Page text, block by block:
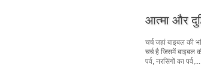
आत्मा और
चर्च जहां बाइबल की
चर्च है जिसमें बाइबल
पर्व, नरसिंगों का पर्व,...